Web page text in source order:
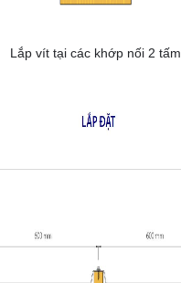
Lắp vít tại các khớp nối 2 tấm